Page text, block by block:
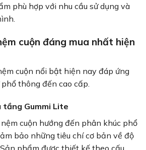
phù hợp với nhu cầu sử dụng và
cuộn đáng mua nhất hiện
cuộn nổi bật hiện nay đáp ứng
thông đến cao cấp.
tầng Gummi Lite
cuộn hướng đến phân khúc phổ
bảo những tiêu chí cơ bản về độ